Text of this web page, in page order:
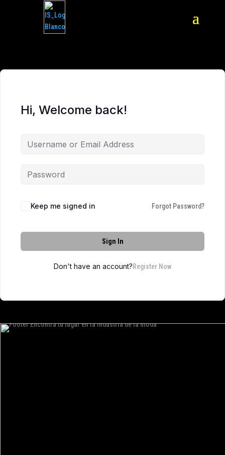
Hi, Welcome back!
Keep me signed in Forgot Password?
Sign In
Don't have an account?Register Now